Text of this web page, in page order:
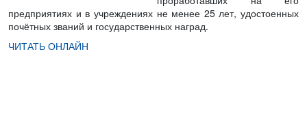
предприятиях и в учреждениях не менее 25 лет, удостоенных
почётных званий и государственных наград.
ЧИТАТЬ ОНЛАЙН